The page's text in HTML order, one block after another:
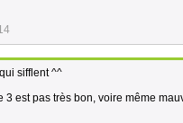
sifflent ^^
3 est pas très bon, voire même